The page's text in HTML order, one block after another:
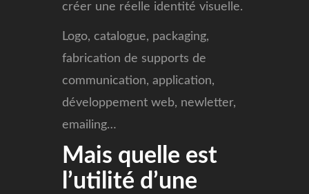
créer une réelle identité visuelle.
Logo, catalogue, packaging,
fabrication de supports de
communication, application,
développement web, newletter,
emailing…
Mais quelle est
l’utilité d’une